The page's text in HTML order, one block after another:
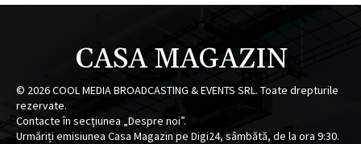
CASA MAGAZIN
© 2026COOL MEDIA BROADCASTING & EVENTS SRL. Toate drepturile
rezervate.
Contacte în secțiunea „Despre noi”.
Urmăriți emisiunea Casa Magazin pe Digi24, sâmbătă, de la ora 9:30.